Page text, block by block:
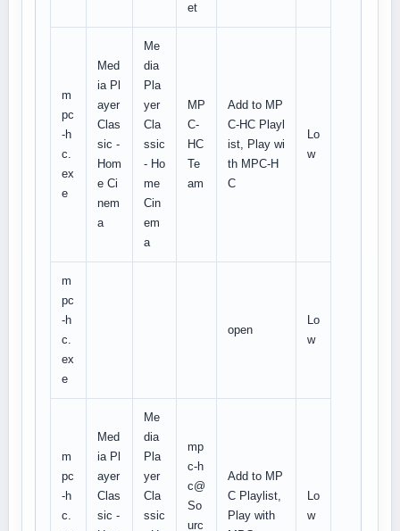
et
m
pc
-h
c.
ex
e
Med
ia Pl
ayer
Clas
sic -
Hom
e Ci
nem
a
Me
dia
Pla
yer
Cla
ssic
- Ho
me
Cin
em
a
MP
C-
HC
Te
am
Add to MP
C-HC Playl
ist, Play wi
th MPC-H
C
Lo
w
m
pc
-h
c.
ex
e
open
Lo
w
m
pc
-h
c.
Med
ia Pl
ayer
Clas
sic -
Me
dia
Pla
yer
Cla
ssic
mp
c-h
c@
So
urc
Add to MP
C Playlist,
Play with
Lo
w